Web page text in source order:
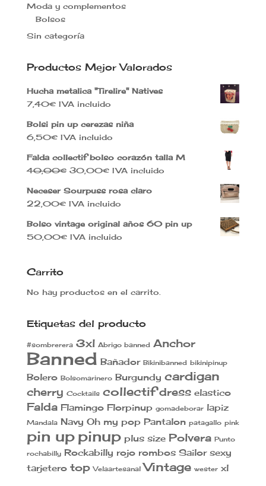
Moda y complementos
Bolsos
Sin categoría
Productos Mejor Valorados
Hucha metalica "Tirelire" Natives
7,40€ IVA incluido
Bolsi pin up cerezas niña
6,50€ IVA incluido
Falda collectif bolso corazón talla M
40,00€ El
original
era:
40,00€.
30,00€El
actual
es:
30,00€.
IVA incluido
Neceser Sourpuss rosa claro
22,00€ IVA incluido
Bolso vintage original años 60 pin up
50,00€ IVA incluido
Carrito
No hay productos en el carrito.
Etiquetas del producto
#sombrerera 3xl Abrigo banned Anchor
Banned Bañador Bikinibanned bikinipinup
Bolero Bolsomarinero Burgundy cardigan
cherry Cocktails collectif dress elastico
Falda Flamingo Florpinup gomadeborar lapiz
Mandala Navy Oh my pop Pantalon patagallo pink
pin up pinup plus size Polvera Punto
rochabilly Rockabilly rojo rombos Sailor sexy
tarjetero top Velaartesanal Vintage wester xl